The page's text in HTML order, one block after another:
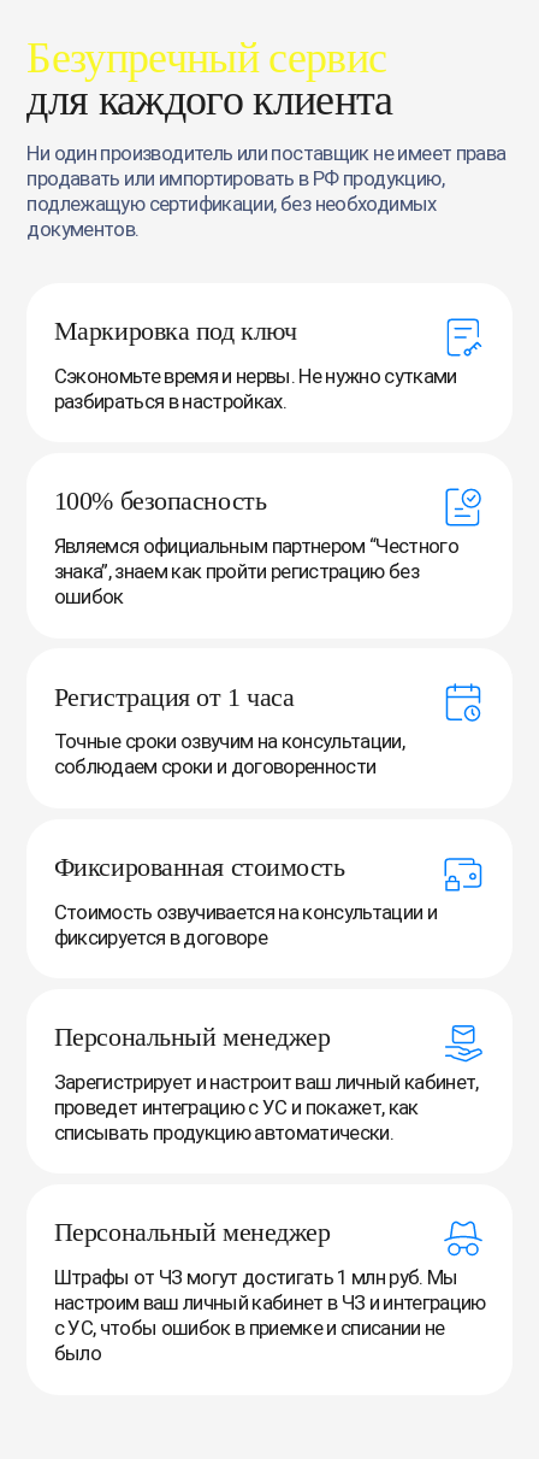
Безупречный сервис
для каждого клиента
Ни один производитель или поставщик не имеет права
продавать или импортировать в РФ продукцию,
подлежащую сертификации, без необходимых
документов.
Маркировка под ключ
Сэкономьте время и нервы. Не нужно сутками
разбираться в настройках.
100% безопасность
Являемся официальным партнером “Честного
знака”, знаем как пройти регистрацию без
ошибок
Регистрация от 1 часа
Точные сроки озвучим на консультации,
соблюдаем сроки и договоренности
Фиксированная стоимость
Стоимость озвучивается на консультации и
фиксируется в договоре
Персональный менеджер
Зарегистрирует и настроит ваш личный кабинет,
проведет интеграцию с УС и покажет, как
списывать продукцию автоматически.
Персональный менеджер
Штрафы от ЧЗ могут достигать 1 млн руб. Мы
настроим ваш личный кабинет в ЧЗ и интеграцию
с УС, чтобы ошибок в приемке и списании не
было